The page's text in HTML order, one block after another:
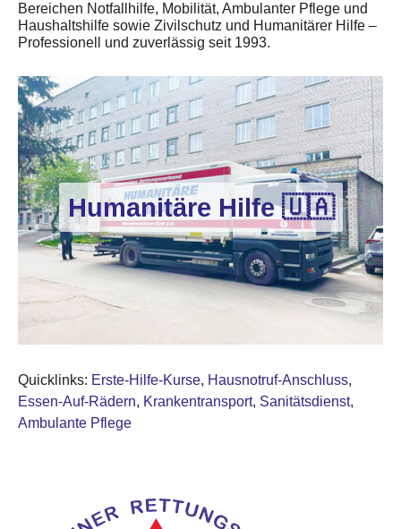
Bereichen Notfallhilfe, Mobilität, Ambulanter Pflege und
Haushaltshilfe sowie Zivilschutz und Humanitärer Hilfe –
Professionell und zuverlässig seit 1993.
Humanitäre Hilfe 🇺🇦
Quicklinks: Erste-Hilfe-Kurse, Hausnotruf-Anschluss,
Essen-Auf-Rädern, Krankentransport, Sanitätsdienst,
Ambulante Pflege